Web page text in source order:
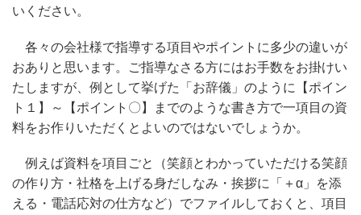
いください。
各々の会社様で指導する項目やポイントに多少の違いが
おありと思います。ご指導なさる方にはお手数をお掛けい
たしますが、例として挙げた「お辞儀」のように【ポイン
ト１】～【ポイント〇】までのような書き方で一項目の資
料をお作りいただくとよいのではないでしょうか。
例えば資料を項目ごと（笑顔とわかっていただける笑顔
の作り方・社格を上げる身だしなみ・挨拶に「＋α」を添
える・電話応対の仕方など）でファイルしておくと、項目